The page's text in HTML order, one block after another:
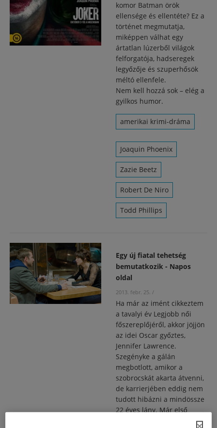
komor Batman örök
ellensége és ellentéte? Ez a
történet megmutatja,
miképpen válhat egy
ártatlan lúzerből világok
felforgatója, hadseregek
legyőzője és szuperhősök
méltó ellenfele.
Nem kell hozzá sok – elég a
gyilkos humor.
amerikai krimi-dráma
Joaquin Phoenix
Zazie Beetz
Robert De Niro
Todd Phillips
Egy új fiatal tehetség
bemutatkozik - Napos
oldal
2013. febr. 25. /
Ha már az imént cikkeztem
a tavalyi év Legjobb női
főszereplőjéről, akkor jöjjön
az idei Oscar győztes,
Jennifer Lawrence.
Szegényke a gálán
megbotlott, amikor a
szobrocskát akarta átvenni,
de karrierjében eddig nem
tudott hibázni a mindössze
22 éves lány. Már első